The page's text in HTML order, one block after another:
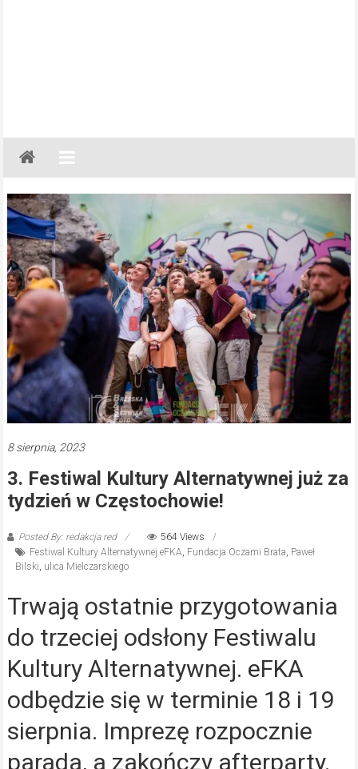
Gazeta
Regionalna
Częstochowa,
Kłobuck,
Lubliniec,
Myszków
8 sierpnia, 2023
3. Festiwal Kultury Alternatywnej już za
tydzień w Częstochowie!
Posted By: redakcja red
564 Views
Festiwal Kultury Alternatywnej eFKA, Fundacja Oczami Brata, Paweł
Bilski, ulica Mielczarskiego
Trwają ostatnie przygotowania
do trzeciej odsłony Festiwalu
Kultury Alternatywnej. eFKA
odbędzie się w terminie 18 i 19
sierpnia. Imprezę rozpocznie
parada, a zakończy afterparty.